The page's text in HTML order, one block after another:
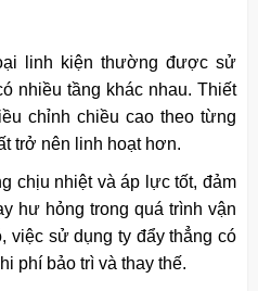
linh kiện thường được sử
nhiều tầng khác nhau. Thiết
chỉnh chiều cao theo từng
trở nên linh hoạt hơn.
chịu nhiệt và áp lực tốt, đảm
hư hỏng trong quá trình vận
việc sử dụng ty đẩy thẳng có
phí bảo trì và thay thế.